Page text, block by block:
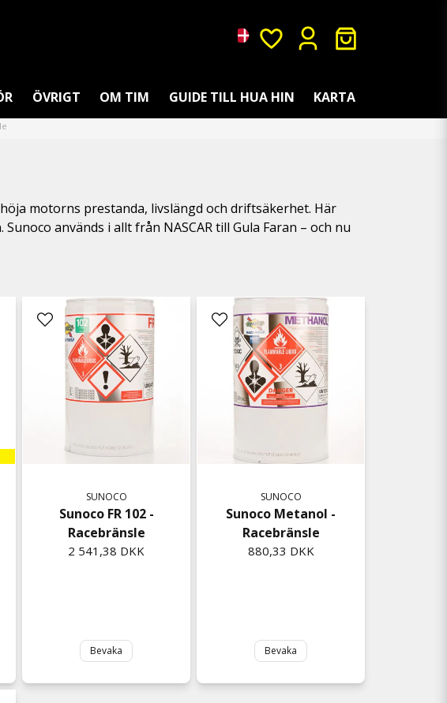
ÖVRIGT OM TIM GUIDE TILL HUA HIN KARTA
motorns prestanda, livslängd och driftsäkerhet. Här
används i allt från NASCAR till Gula Faran – och nu
SUNOCO
Sunoco FR 102 -
Racebränsle
2 541,38 DKK
Bevaka
SUNOCO
Sunoco Metanol -
Racebränsle
880,33 DKK
Bevaka